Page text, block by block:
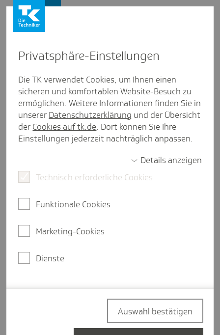
Digi­tale Teil­nah­me­er­klä­rung zur
Beson­deren Versor­gung
Versicherter kommt für eine Teilnahme an der
Besonderen Versorgung in Frage? Dann muss Ihr
schriftlich oder elektronisch.
eine Minute Lesezeit
Personengruppen Ärzte
Privat­sphäre-Einstel­lungen
Die TK verwendet Cookies, um Ihnen einen
sicheren und komfortablen Website-Besuch zu
ermöglichen. Weitere Informationen finden Sie in
unserer Datenschutzerklärung und der Übersicht
der Cookies auf tk.de. Dort können Sie Ihre
Einstellungen jederzeit nachträglich anpassen.
Details anzeigen
Technisch erforderliche Cookies
Funktionale Cookies
Marketing-Cookies
Dienste
Auswahl bestätigen